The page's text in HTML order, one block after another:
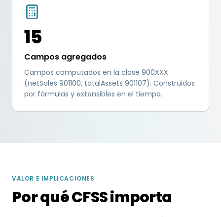
15
Campos agregados
Campos computados en la clase 900XXX
(netSales 901100, totalAssets 901107). Construidos
por fórmulas y extensibles en el tiempo.
VALOR E IMPLICACIONES
Por qué CFSS importa